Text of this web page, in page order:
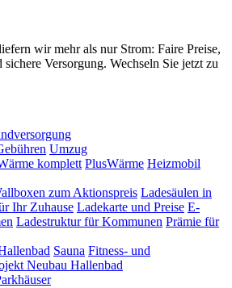
wir mehr als nur Strom: Faire Preise,
Versorgung. Wechseln Sie jetzt zu
Umzug
komplett PlusWärme Heizmobil
zum Aktionspreis Ladesäulen in
Ihr Zuhause Ladekarte und Preise E-
Ladestruktur für Kommunen Prämie für
Sauna Fitness- und
Neubau Hallenbad